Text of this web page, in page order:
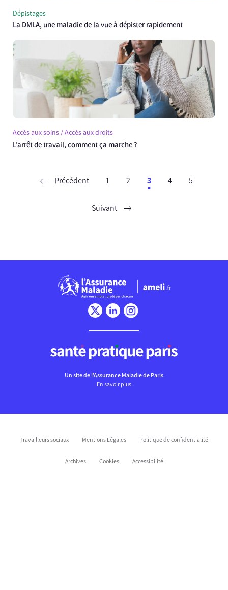
Dépistages
La DMLA, une maladie de la vue à dépister rapidement
Accès aux soins / Accès aux droits
L’arrêt de travail, comment ça marche ?
Précédent 1 2 3 4 5
Suivant
Un site de l’Assurance Maladie de Paris
En savoir plus
Travailleurs sociaux Mentions Légales Politique de confidentialité
Archives Cookies Accessibilité